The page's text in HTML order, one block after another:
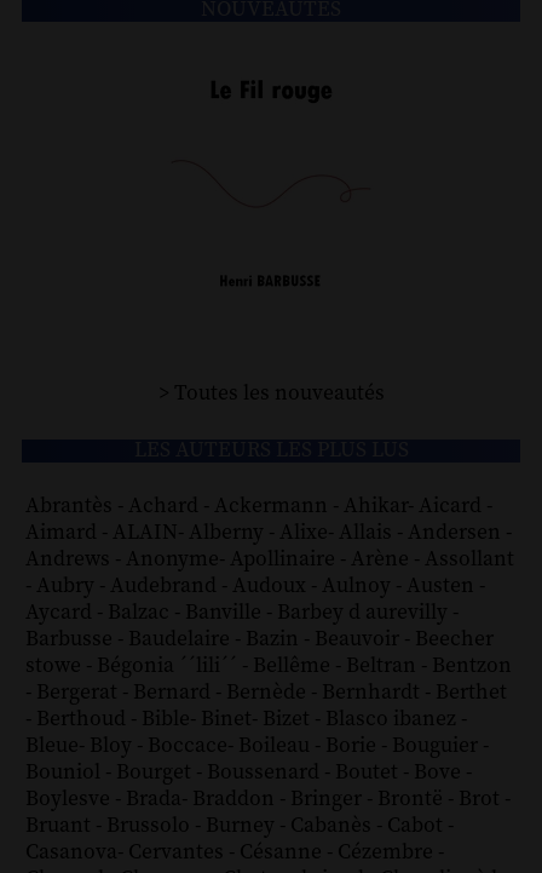
> Toutes les nouveautés
Abrantès - Achard - Ackermann - Ahikar- Aicard -
Aimard - ALAIN- Alberny - Alixe- Allais - Andersen -
Andrews - Anonyme- Apollinaire - Arène - Assollant
- Aubry - Audebrand - Audoux - Aulnoy - Austen -
Aycard - Balzac - Banville - Barbey d aurevilly -
Barbusse - Baudelaire - Bazin - Beauvoir - Beecher
stowe - Bégonia ´´lili´´ - Bellême - Beltran - Bentzon
- Bergerat - Bernard - Bernède - Bernhardt - Berthet
- Berthoud - Bible- Binet- Bizet - Blasco ibanez -
Bleue- Bloy - Boccace- Boileau - Borie - Bouguier -
Bouniol - Bourget - Boussenard - Boutet - Bove -
Boylesve - Brada- Braddon - Bringer - Brontë - Brot -
Bruant - Brussolo - Burney - Cabanès - Cabot -
Casanova- Cervantes - Césanne - Cézembre -